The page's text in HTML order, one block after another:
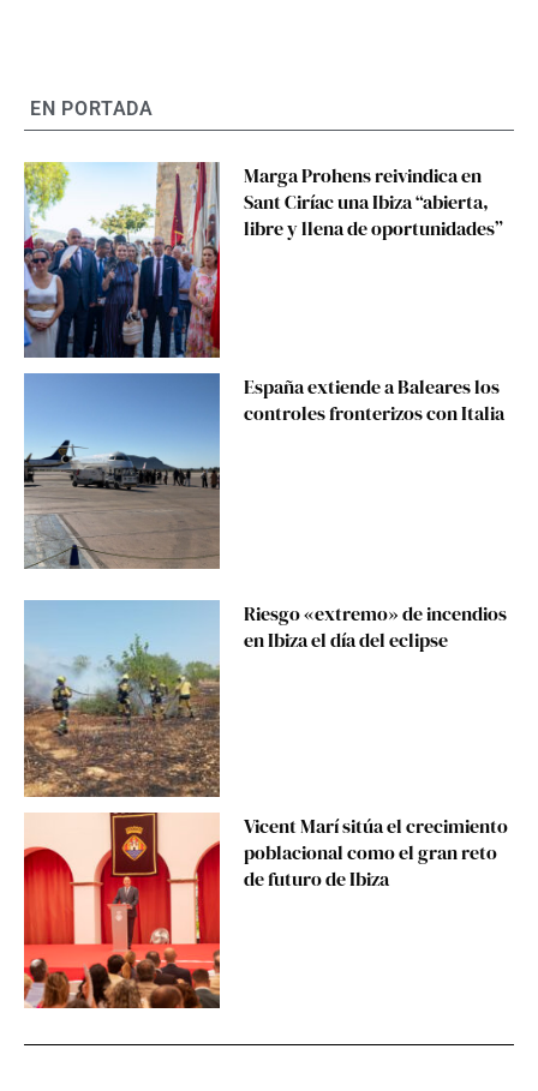
EN PORTADA
Marga Prohens reivindica en
Sant Ciríac una Ibiza “abierta,
libre y llena de oportunidades”
España extiende a Baleares los
controles fronterizos con Italia
Riesgo «extremo» de incendios
en Ibiza el día del eclipse
Vicent Marí sitúa el crecimiento
poblacional como el gran reto
de futuro de Ibiza